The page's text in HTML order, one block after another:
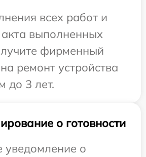
всех работ и
выполненных
фирменный
ремонт устройства
до 3 лет.
о готовности
уведомление о